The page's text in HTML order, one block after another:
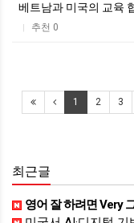
베트남과 미국의 교육
| 추천 0
1 2 3
최근글
영어 잘 하려면 Very